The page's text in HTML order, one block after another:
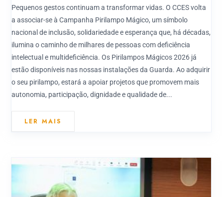
Pequenos gestos continuam a transformar vidas. O CCES volta
a associar-se à Campanha Pirilampo Mágico, um símbolo
nacional de inclusão, solidariedade e esperança que, há décadas,
ilumina o caminho de milhares de pessoas com deficiência
intelectual e multideficiência. Os Pirilampos Mágicos 2026 já
estão disponíveis nas nossas instalações da Guarda. Ao adquirir
o seu pirilampo, estará a apoiar projetos que promovem mais
autonomia, participação, dignidade e qualidade de...
LER MAIS